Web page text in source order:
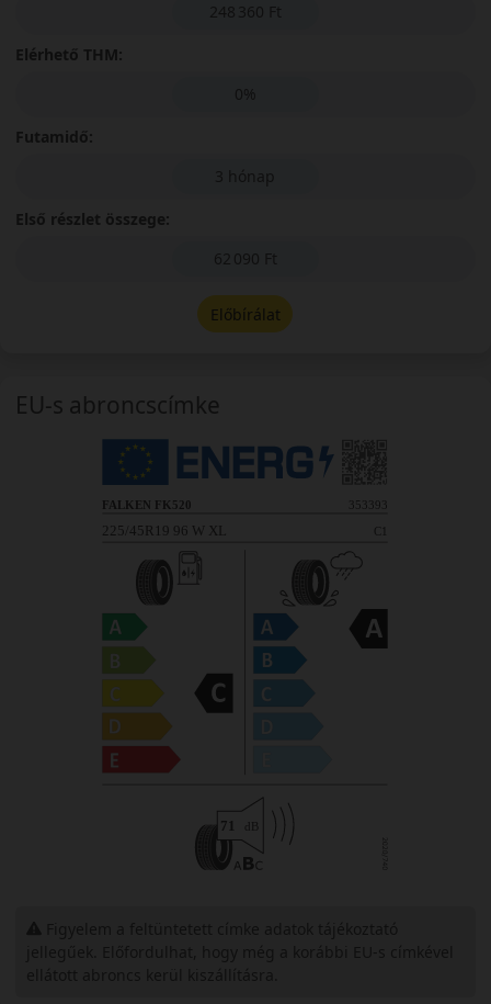
248 360 Ft
Elérhető THM:
0%
Futamidő:
3 hónap
Első részlet összege:
62 090 Ft
Előbírálat
EU-s abroncscímke